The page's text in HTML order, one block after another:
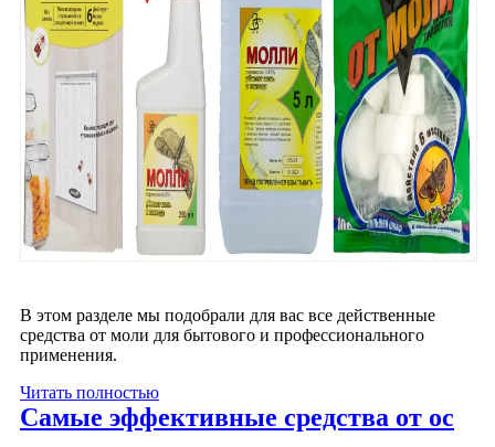
В этом разделе мы подобрали для вас все действенные
средства от моли для бытового и профессионального
применения.
Читать полностью
Самые эффективные средства от ос